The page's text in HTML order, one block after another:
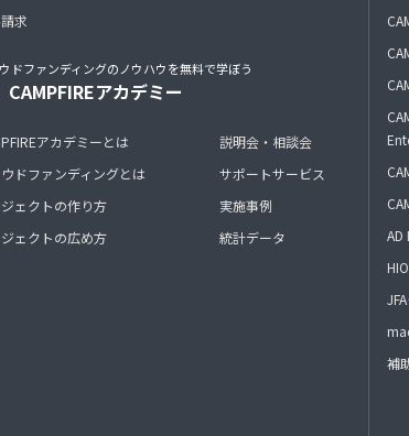
求
ドファンディングのノウハウを無料で学ぼう
CAMPFIREアカデミー
アカデミーとは
ドファンディングとは
ェクトの作り方
ェクトの広め方
説明会・相談会
サポートサービス
実施事例
統計データ
AD
補